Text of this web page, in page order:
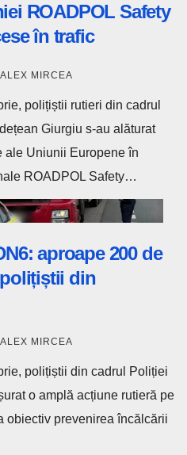
ROADPOL Safety
în trafic
ALEX MIRCEA
polițiștii rutieri din cadrul
Giurgiu s-au alăturat
ale Uniunii Europene în
ROADPOL Safety…
aproape 200 de
din
ALEX MIRCEA
polițiștii din cadrul Poliției
o amplă acțiune rutieră pe
obiectiv prevenirea încălcării